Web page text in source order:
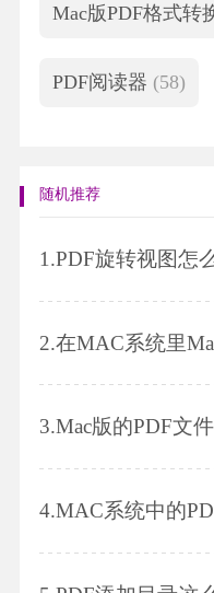
Mac版PDF格式转
PDF阅读器 (58)
随机推荐
1.PDF旋转视图怎
2.在MAC系统里Mac
3.Mac版的PDF文
4.MAC系统中的PDF